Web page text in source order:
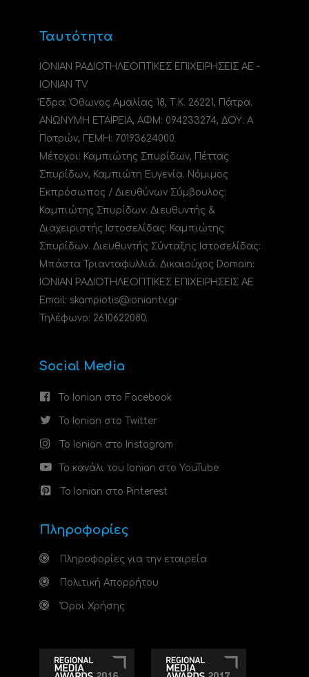
Ταυτότητα
ΙΟΝΙΑΝ ΡΑΔΙΟΤΗΛΕΟΠΤΙΚΕΣ ΕΠΙΧΕΙΡΗΣΕΙΣ ΑΕ -
IONIAN TV
Έδρα: Όθωνος Αμαλίας 18, Τ.Κ. 26221, Πάτρα.
ΑΝΩΝΥΜΗ ΕΤΑΙΡΕΙΑ, ΑΦΜ: 094233274, ΔΟΥ: A
Πατρών, ΓΕΜΗ: 70193624000.
Μέτοχοι: Καμπιώτης Σπυρίδων, Πέττας
Σπυρίδων, Καμπιώτη Ευγενία. Νόμιμος
Εκπρόσωπος / Διευθύνων Σύμβουλος:
Καμπιώτης Σπυρίδων. Διευθυντής &
Διαχειριστής Ιστοσελίδας: Καμπιώτης
Σπυρίδων. Διευθυντής Σύνταξης Ιστοσελίδας:
Μπάστα Τριανταφυλλιά. Δικαιούχος Domain:
ΙΟΝΙΑΝ ΡΑΔΙΟΤΗΛΕΟΠΤΙΚΕΣ ΕΠΙΧΕΙΡΗΣΕΙΣ ΑΕ
Email: skampiotis@ioniantv.gr
Τηλέφωνο: 2610622080.
Social Media
Το Ionian στο Facebook
Το Ionian στο Twitter
Το Ionian στο Instagram
Το κανάλι του Ionian στο YouTube
Το Ionian στο Pinterest
Πληροφορίες
Πληροφορίες για την εταιρεία
Πολιτική Απορρήτου
Όροι Χρήσης